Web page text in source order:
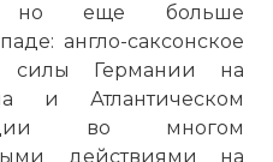
но еще больше
англо-саксонское
силы Германии на
и Атлантическом
во многом
действиями на